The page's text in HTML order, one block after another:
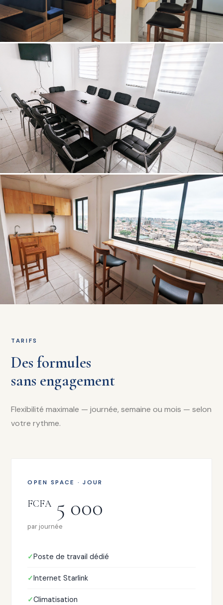
TARIFS
Des formules
sans engagement
Flexibilité maximale — journée, semaine ou mois — selon
votre rythme.
OPEN SPACE · JOUR
FCFA5 000
par journée
Poste de travail dédié
Internet Starlink
Climatisation